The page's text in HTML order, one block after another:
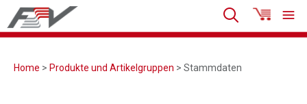
Home > Produkte und Artikelgruppen > Stammdaten